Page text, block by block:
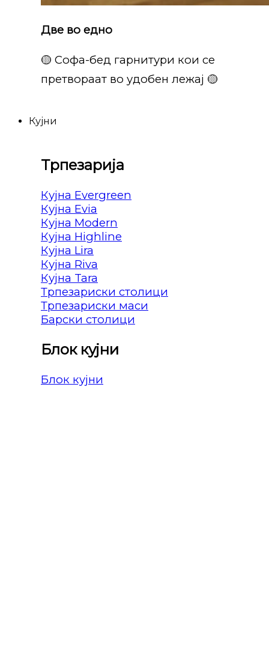
Две во едно
🟡 Софа-бед гарнитури кои се
претвораат во удобен лежај 🟡
Кујни
Трпезарија
Кујна Evergreen
Кујна Evia
Кујна Modern
Кујна Highline
Кујна Lira
Кујна Riva
Кујна Tara
Трпезариски столици
Трпезариски маси
Барски столици
Блок кујни
Блок кујни